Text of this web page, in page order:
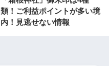
類！ご利益ポイントが多い境
内！見逃せない情報